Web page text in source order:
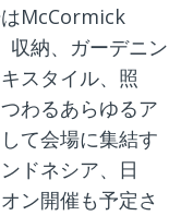
McCormick
収納、ガーデニン
スタイル、照
わるあらゆるア
て会場に集結す
ドネシア、日
ン開催も予定さ